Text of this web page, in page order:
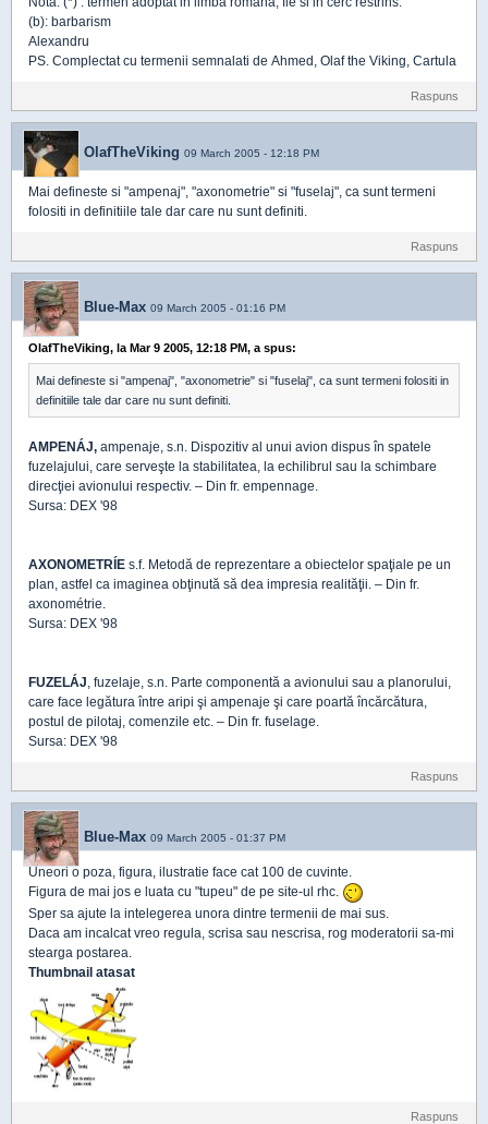
(b): barbarism
Alexandru
PS. Complectat cu termenii semnalati de Ahmed, Olaf the Viking, Cartula
Raspuns
OlafTheViking 09 March 2005 - 12:18 PM
Mai defineste si "ampenaj", "axonometrie" si "fuselaj", ca sunt termeni
folositi in definitiile tale dar care nu sunt definiti.
Raspuns
Blue-Max 09 March 2005 - 01:16 PM
OlafTheViking, la Mar 9 2005, 12:18 PM, a spus:
Mai defineste si "ampenaj", "axonometrie" si "fuselaj", ca sunt termeni folositi in
definitiile tale dar care nu sunt definiti.
AMPENÁJ, ampenaje, s.n. Dispozitiv al unui avion dispus în spatele
fuzelajului, care serveşte la stabilitatea, la echilibrul sau la schimbare
direcţiei avionului respectiv. – Din fr. empennage.
Sursa: DEX '98
AXONOMETRÍE s.f. Metodă de reprezentare a obiectelor spaţiale pe un
plan, astfel ca imaginea obţinută să dea impresia realităţii. – Din fr.
axonométrie.
Sursa: DEX '98
FUZELÁJ, fuzelaje, s.n. Parte componentă a avionului sau a planorului,
care face legătura între aripi şi ampenaje şi care poartă încărcătura,
postul de pilotaj, comenzile etc. – Din fr. fuselage.
Sursa: DEX '98
Raspuns
Blue-Max 09 March 2005 - 01:37 PM
Uneori o poza, figura, ilustratie face cat 100 de cuvinte.
Figura de mai jos e luata cu "tupeu" de pe site-ul rhc.
Sper sa ajute la intelegerea unora dintre termenii de mai sus.
Daca am incalcat vreo regula, scrisa sau nescrisa, rog moderatorii sa-mi
stearga postarea.
Thumbnail atasat
Raspuns